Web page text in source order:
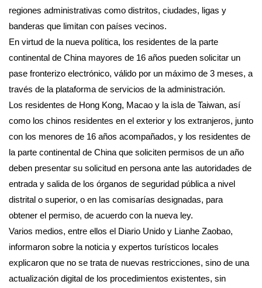
regiones administrativas como distritos, ciudades, ligas y
banderas que limitan con países vecinos.
En virtud de la nueva política, los residentes de la parte
continental de China mayores de 16 años pueden solicitar un
pase fronterizo electrónico, válido por un máximo de 3 meses, a
través de la plataforma de servicios de la administración.
Los residentes de Hong Kong, Macao y la isla de Taiwan, así
como los chinos residentes en el exterior y los extranjeros, junto
con los menores de 16 años acompañados, y los residentes de
la parte continental de China que soliciten permisos de un año
deben presentar su solicitud en persona ante las autoridades de
entrada y salida de los órganos de seguridad pública a nivel
distrital o superior, o en las comisarías designadas, para
obtener el permiso, de acuerdo con la nueva ley.
Varios medios, entre ellos el Diario Unido y Lianhe Zaobao,
informaron sobre la noticia y expertos turísticos locales
explicaron que no se trata de nuevas restricciones, sino de una
actualización digital de los procedimientos existentes, sin